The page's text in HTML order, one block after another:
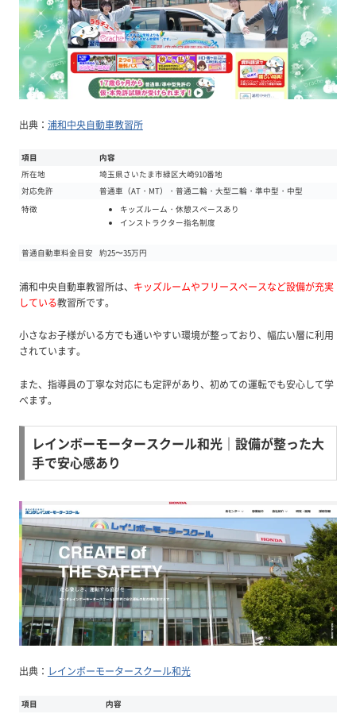
出典： 浦和中央自動車教習所
項目
内容
所在地
埼玉県さいたま市緑区大崎910番地
対応免許
普通車（AT・MT）・普通二輪・大型二輪・準中型・中型
特徴
キッズルーム・休憩スペースあり
インストラクター指名制度
普通自動車料金目安 約25〜35万円
浦和中央自動車教習所は、 キッズルームやフリースペースなど設備が充実
している教習所です。
小さなお子様がいる方でも通いやすい環境が整っており、幅広い層に利用
されています。
また、指導員の丁寧な対応にも定評があり、初めての運転でも安心して学
べます。
レインボーモータースクール和光｜設備が整った大
手で安心感あり
出典： レインボーモータースクール和光
項目
内容